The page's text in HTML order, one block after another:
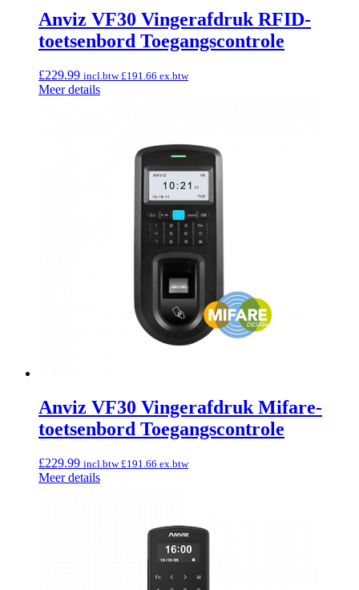
Anviz VF30 Vingerafdruk RFID-
toetsenbord Toegangscontrole
£229.99 incl.btw£191.66 ex.btw
Meer details
Anviz VF30 Vingerafdruk Mifare-
toetsenbord Toegangscontrole
£229.99 incl.btw£191.66 ex.btw
Meer details